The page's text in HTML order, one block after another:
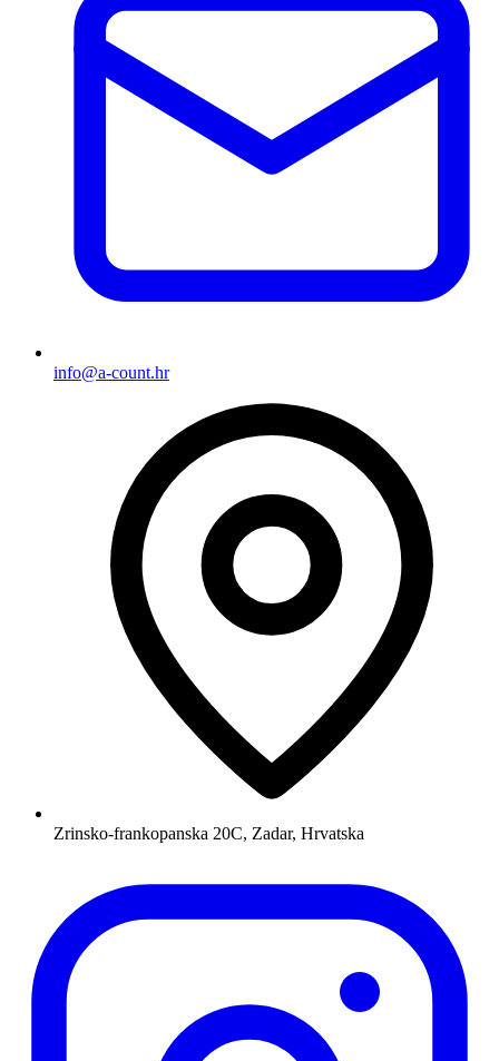
info@a-count.hr
Zrinsko-frankopanska 20C, Zadar, Hrvatska